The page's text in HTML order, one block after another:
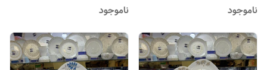
ناموجود ناموجود